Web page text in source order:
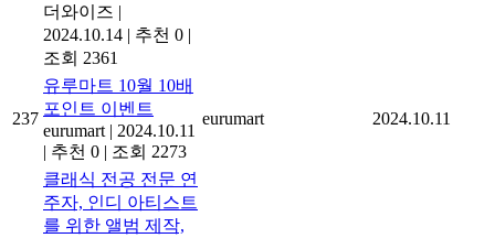
더와이즈 |
2024.10.14 | 추천 0 |
조회 2361
237
유루마트 10월 10배
포인트 이벤트
eurumart | 2024.10.11
| 추천 0 | 조회 2273
eurumart 2024.10.11
클래식 전공 전문 연
주자, 인디 아티스트
를 위한 앨범 제작,